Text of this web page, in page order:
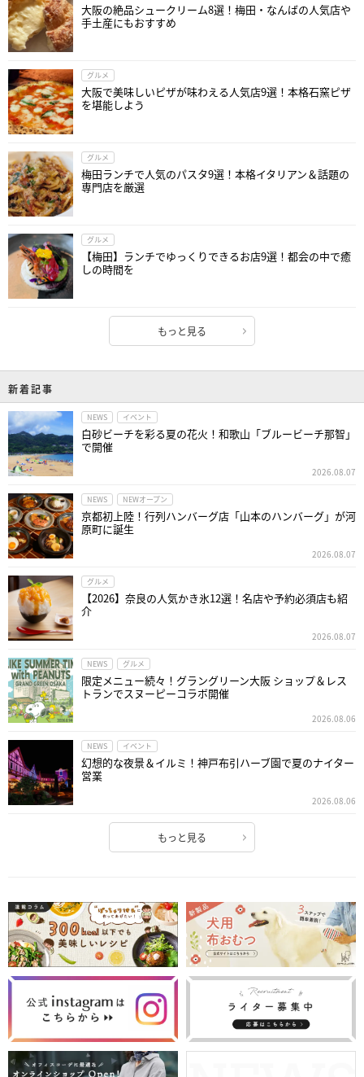
大阪の絶品シュークリーム8選！梅田・なんばの人気店や
手土産にもおすすめ
グルメ
大阪で美味しいピザが味わえる人気店9選！本格石窯ピザ
を堪能しよう
グルメ
梅田ランチで人気のパスタ9選！本格イタリアン＆話題の
専門店を厳選
グルメ
【梅田】ランチでゆっくりできるお店9選！都会の中で癒
しの時間を
もっと見る
新着記事
NEWS イベント
白砂ビーチを彩る夏の花火！和歌山「ブルービーチ那智」
で開催
2026.08.07
NEWS NEWオープン
京都初上陸！行列ハンバーグ店「山本のハンバーグ」が河
原町に誕生
2026.08.07
グルメ
【2026】奈良の人気かき氷12選！名店や予約必須店も紹
介
2026.08.07
NEWS グルメ
限定メニュー続々！グラングリーン大阪 ショップ＆レス
トランでスヌーピーコラボ開催
2026.08.06
NEWS イベント
幻想的な夜景＆イルミ！神戸布引ハーブ園で夏のナイター
営業
2026.08.06
もっと見る